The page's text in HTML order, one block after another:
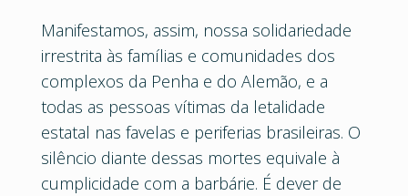
Manifestamos, assim, nossa solidariedade
irrestrita às famílias e comunidades dos
complexos da Penha e do Alemão, e a
todas as pessoas vítimas da letalidade
estatal nas favelas e periferias brasileiras. O
silêncio diante dessas mortes equivale à
cumplicidade com a barbárie. É dever de